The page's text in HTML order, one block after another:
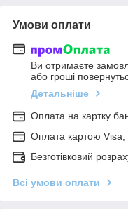
Умови оплати
Ви отримаєте
або гроші
Детальніше
Оплата на картку
Оплата картою
Безготівковий
Всі умови оплати